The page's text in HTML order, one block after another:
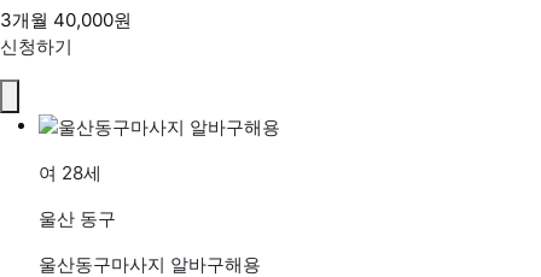
3개월 40,000원
신청하기
여 28세
울산 동구
울산동구마사지 알바구해용